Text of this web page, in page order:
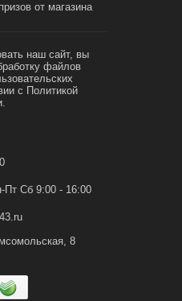
от магазина
наш сайт, вы
файлов
с Политикой
Пт Сб 9:00 - 16:00
8